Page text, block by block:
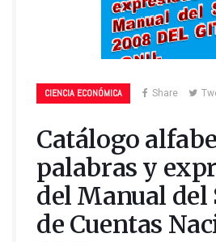
CIENCIA ECONÓMICA Share
Catálogo
palabras y
del Manual del
de Cuentas